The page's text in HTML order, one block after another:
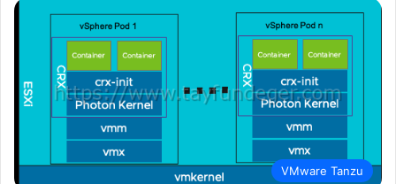
VMware Tanzu